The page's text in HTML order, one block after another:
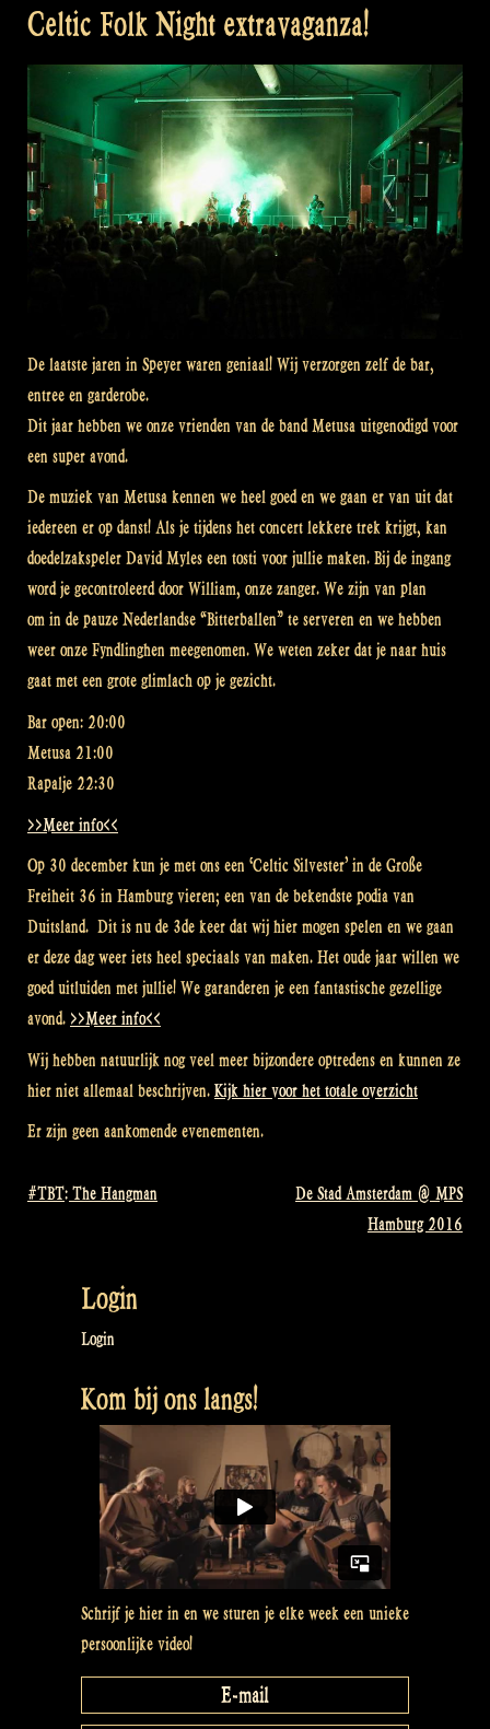
Celtic Folk Night extravaganza!
De laatste jaren in Speyer waren geniaal! Wij verzorgen zelf de bar,
entree en garderobe.
Dit jaar hebben we onze vrienden van de band Metusa uitgenodigd voor
een super avond.
De muziek van Metusa kennen we heel goed en we gaan er van uit dat
iedereen er op danst! Als je tijdens het concert lekkere trek krijgt, kan
doedelzakspeler David Myles een tosti voor jullie maken. Bij de ingang
word je gecontroleerd door William, onze zanger. We zijn van plan
om in de pauze Nederlandse “Bitterballen” te serveren en we hebben
weer onze Fyndlinghen meegenomen. We weten zeker dat je naar huis
gaat met een grote glimlach op je gezicht.
Bar open: 20:00
Metusa 21:00
Rapalje 22:30
>>Meer info<<
Op 30 december kun je met ons een ‘Celtic Silvester’ in de Große
Freiheit 36 in Hamburg vieren; een van de bekendste podia van
Duitsland. Dit is nu de 3de keer dat wij hier mogen spelen en we gaan
er deze dag weer iets heel speciaals van maken. Het oude jaar willen we
goed uitluiden met jullie! We garanderen je een fantastische gezellige
avond. >>Meer info<<
Wij hebben natuurlijk nog veel meer bijzondere optredens en kunnen ze
hier niet allemaal beschrijven. Kijk hier voor het totale overzicht
Er zijn geen aankomende evenementen.
Bericht
#TBT: The Hangman
De Stad Amsterdam @ MPS
Hamburg 2016
Login
Login
Kom bij ons langs!
Schrijf je hier in en we sturen je elke week een unieke
persoonlijke video!